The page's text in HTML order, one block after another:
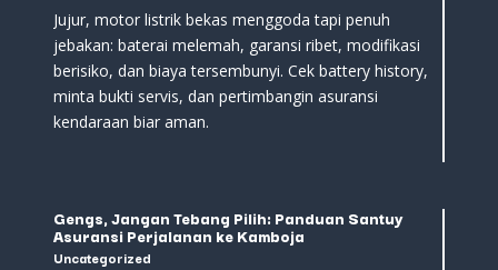
Jujur, motor listrik bekas menggoda tapi penuh
jebakan: baterai melemah, garansi ribet, modifikasi
berisiko, dan biaya tersembunyi. Cek battery history,
minta bukti servis, dan pertimbangin asuransi
kendaraan biar aman.
Gengs, Jangan Tebang Pilih: Panduan Santuy
Asuransi Perjalanan ke Kamboja
Uncategorized